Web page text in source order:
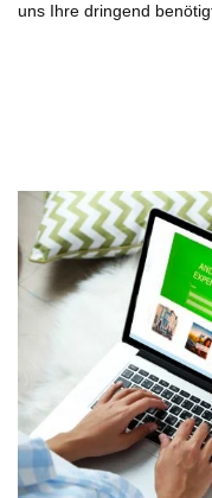
uns Ihre dringend